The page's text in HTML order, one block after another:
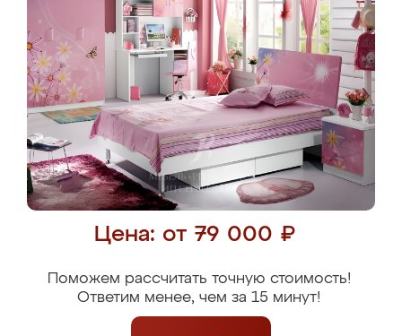
Цена: от 79 000 ₽
Поможем рассчитать точную стоимость!
Ответим менее, чем за 15 минут!